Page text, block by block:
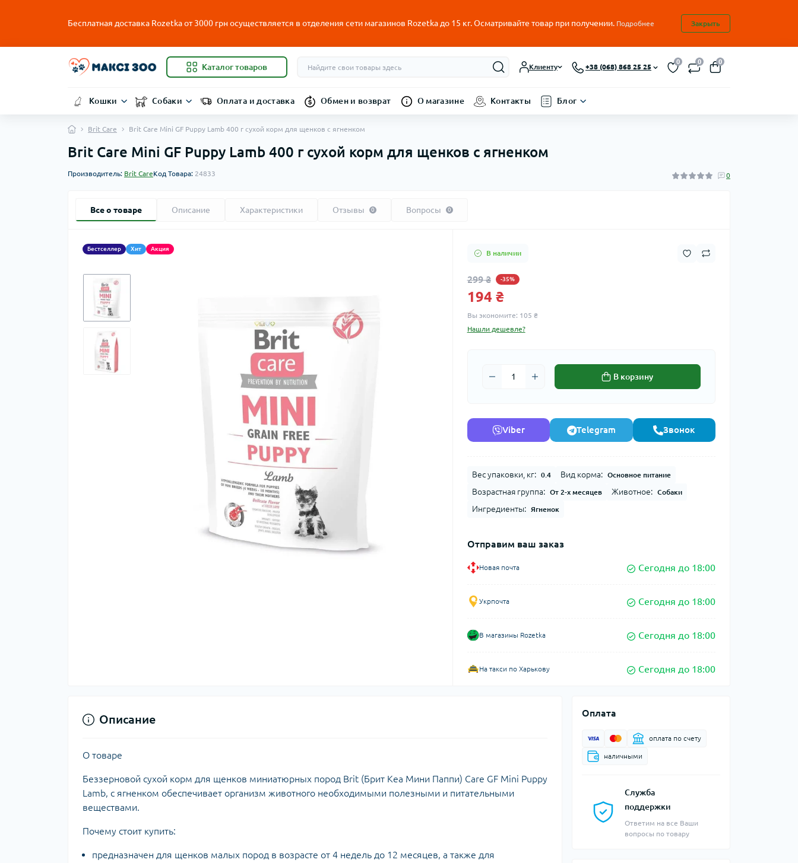
Бесплатная доставка Rozetka от3000 грн осуществляется в отделения сети магазинов Rozetka до 15 кг. Осматривайте товар при получении. Подробнее Закрыть
Каталог товаров Клиенту +38 (068) 868 25 25
0 0 0
Кошки Собаки Оплата и доставка Обмен и возврат О магазине Контакты Блог
Brit Care Brit Care Mini GF Puppy Lamb 400 г сухой корм для щенков с ягненком
Brit Care Mini GF Puppy Lamb 400 г сухой корм для щенков с ягненком
Производитель: Brit CareКод Товара: 24833 0
Все о товаре Описание Характеристики Отзывы 0 Вопросы 0
Бестселлер Хит Акция
В наличии
299 ₴ -35%
194 ₴
Вы экономите: 105 ₴
Нашли дешевле?
В корзину
Viber Telegram Звонок
Вес упаковки, кг: 0.4 Вид корма: Основное питание
Возрастная группа: От 2-х месяцев Животное: Собаки
Ингредиенты: Ягненок
Отправим ваш заказ
Новая почта Сегодня до 18:00
Укрпочта Сегодня до 18:00
В магазины Rozetka Сегодня до 18:00
На такси по Харькову Сегодня до 18:00
Оплата
оплата по счету
наличными
Служба
поддержки
Ответим на все Ваши
вопросы по товару
Описание
О товаре
Беззерновой сухой корм для щенков миниатюрных пород Brit (Брит Кеа Мини Паппи) Care GF Mini Puppy
Lamb, с ягненком обеспечивает организм животного необходимыми полезными и питательными
веществами.
Почему стоит купить:
предназначен для щенков малых пород в возрасте от 4 недель до 12 месяцев, а также для